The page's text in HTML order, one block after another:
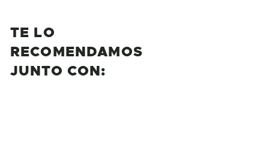
TE LO
RECOMENDAMOS
JUNTO CON: